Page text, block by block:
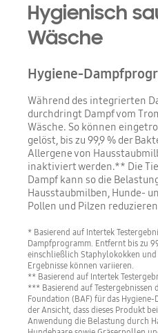
Hygienisch
Wäsche
Hygiene-
Während des integrierten
durchdringt Dampf vom
Wäsche. So können
gelöst, bis zu 99,9 % der
Allergene von
inaktiviert werden.** Die
Dampf kann so die
Hausstaubmilben, Hunde-
Pollen und Pilzen
* Basierend auf Intertek
Dampfprogramm. Entfernt bis zu
einschließlich Staphylokokken
Ergebnisse können variieren.
** Basierend auf Intertek
*** Basierend auf Testergebnissen
Foundation (BAF) für das
der Ansicht, dass dieses Produkt
Anwendung die Belastung durch